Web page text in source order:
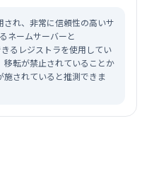
れ、非常に信頼性の高いサ
ネームサーバーと
るレジストラを使用してい
移転が禁止されていることか
施されていると推測できま